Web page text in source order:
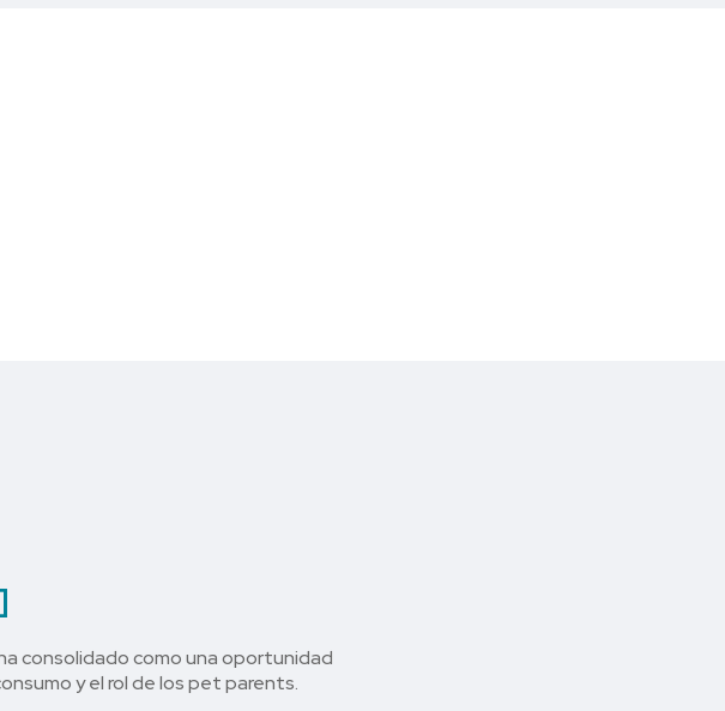
consolidado como una oportunidad
y el rol de los pet parents.